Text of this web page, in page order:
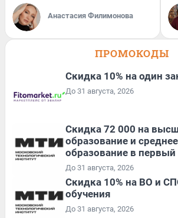
Анастасия Филимонова
ПРОМОКОДЫ
Скидка 10% на один
До 31 августа, 2026
Скидка 72 000 на
образование и
образование в первый
До 31 августа, 2026
Скидка 10% на ВО и
обучения
До 31 августа, 2026